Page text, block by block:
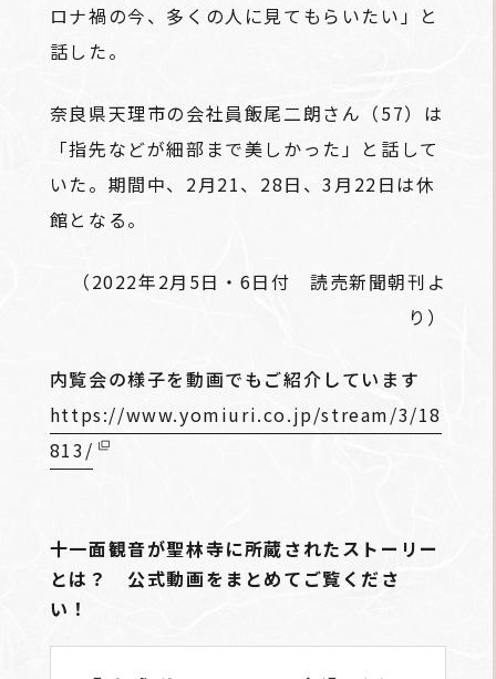
ロナ禍の今、多くの人に見てもらいたい」と
話した。
奈良県天理市の会社員飯尾二朗さん（57）は
「指先などが細部まで美しかった」と話して
いた。期間中、2月21、28日、3月22日は休
館となる。
（2022年2月5日・6日付 読売新聞朝刊よ
り）
内覧会の様子を動画でもご紹介しています
https://www.yomiuri.co.jp/stream/3/18
813/
十一面観音が聖林寺に所蔵されたストーリー
とは？ 公式動画をまとめてご覧くださ
い！